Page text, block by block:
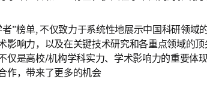
”榜单, 不仅致力于系统性地展示中国科研领域
影响力，以及在关键技术研究和各重点领域的
仅是高校/机构学科实力、学术影响力的重要体
作，带来了更多的机会